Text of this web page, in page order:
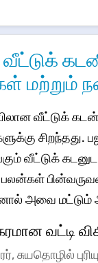
மற்றும்
வீட்டுக்
சிறந்தது.
வீட்டுக்
அவை மட்டும்
வட்டி
சுயதொழில்